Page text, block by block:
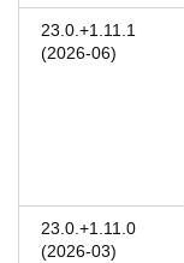
23.0.+1.11.1
(2026-06)
23.0.+1.11.0
(2026-03)